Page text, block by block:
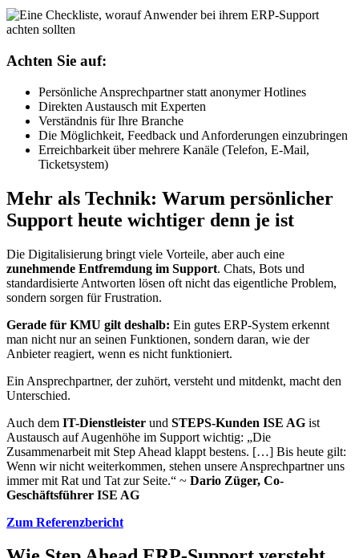
Achten Sie auf:
Persönliche Ansprechpartner statt anonymer Hotlines
Direkten Austausch mit Experten
Verständnis für Ihre Branche
Die Möglichkeit, Feedback und Anforderungen einzubringen
Erreichbarkeit über mehrere Kanäle (Telefon, E-Mail,
Ticketsystem)
Mehr als Technik: Warum persönlicher
Support heute wichtiger denn je ist
Die Digitalisierung bringt viele Vorteile, aber auch eine
zunehmende Entfremdung im Support. Chats, Bots und
standardisierte Antworten lösen oft nicht das eigentliche Problem,
sondern sorgen für Frustration.
Gerade für KMU gilt deshalb: Ein gutes ERP-System erkennt
man nicht nur an seinen Funktionen, sondern daran, wie der
Anbieter reagiert, wenn es nicht funktioniert.
Ein Ansprechpartner, der zuhört, versteht und mitdenkt, macht den
Unterschied.
Auch dem IT-Dienstleister und STEPS-Kunden ISE AG ist
Austausch auf Augenhöhe im Support wichtig: „Die
Zusammenarbeit mit Step Ahead klappt bestens. […] Bis heute gilt:
Wenn wir nicht weiterkommen, stehen unsere Ansprechpartner uns
immer mit Rat und Tat zur Seite.“ ~ Dario Züger, Co-
Geschäftsführer ISE AG
Zum Referenzbericht